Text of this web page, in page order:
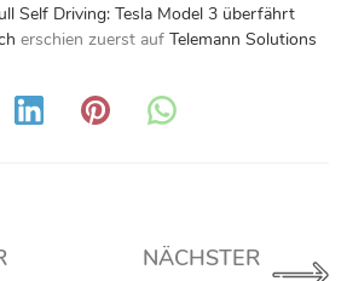
Self Driving: Tesla Model 3 überfährt
erschien zuerst auf Telemann Solutions
NÄCHSTER